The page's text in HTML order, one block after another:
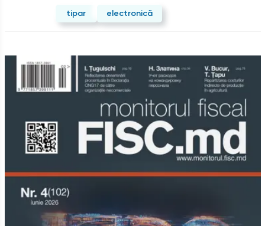
tipar electronică